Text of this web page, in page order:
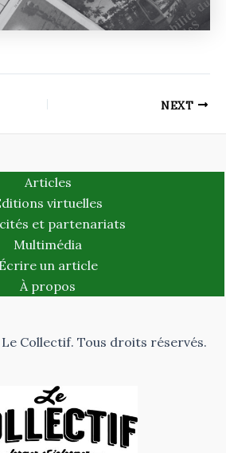
NEXT
Articles
virtuelles
et partenariats
Multimédia
Écrire un article
À propos
Collectif. Tous droits réservés.